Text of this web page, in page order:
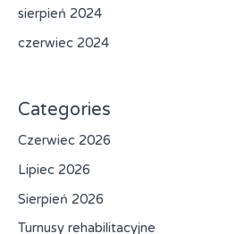
sierpień 2024
czerwiec 2024
Categories
Czerwiec 2026
Lipiec 2026
Sierpień 2026
Turnusy rehabilitacyjne